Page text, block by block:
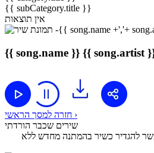
{{ subCategory.title }}
אין תוצאות
{{ song.name }} {{ song.artist
חזרה למסך הראשי ›
שירים שכבר הורדתי
להגדיר כשיר בהמתנה מחדש ללא